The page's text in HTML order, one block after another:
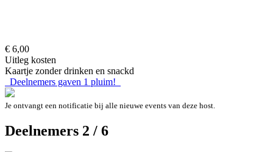
€ 6,00
Uitleg kosten
Kaartje zonder drinken en snackd
Deelnemers gaven 1 pluim!
Je ontvangt een notificatie bij alle nieuwe events van deze host.
Deelnemers 2 / 6